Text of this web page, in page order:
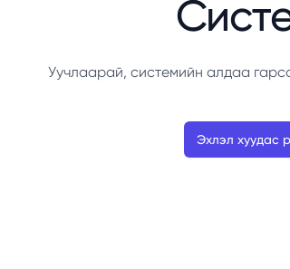
Уучлаарай, системийн алдаа
Эхлэл хуудас